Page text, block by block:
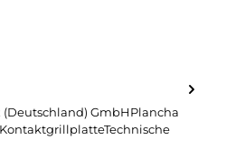
GmbHPlancha
KontaktgrillplatteTechnische